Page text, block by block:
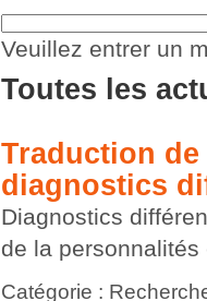
Veuillez entrer un
Toutes les
Traduction
diagnostics
Diagnostics
de la
Catégorie :